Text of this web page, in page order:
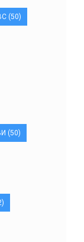
(50)
(50)